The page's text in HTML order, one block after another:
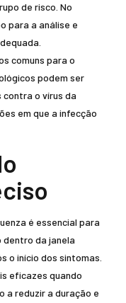
de risco. No
para a análise e
comuns para o
podem ser
o vírus da
em que a infecção
é essencial para
da janela
o início dos sintomas.
eficazes quando
a reduzir a duração e